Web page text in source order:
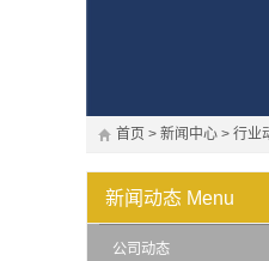
首页 > 新闻中心 > 行业
新闻动态 Menu
公司动态